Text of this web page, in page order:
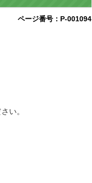
ページ番号：P-001094
い。